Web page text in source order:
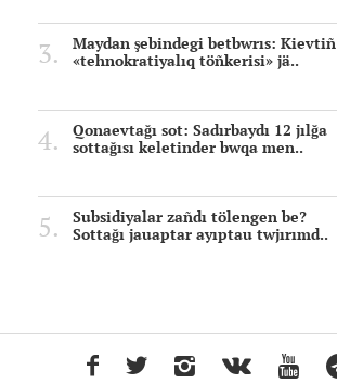
Maydan şebindegi betbwrıs: Kievtiñ
«tehnokratiyalıq töñkerisi» jä..
Qonaevtağı sot: Sadırbaydı 12 jılğa
sottağısı keletinder bwqa men..
Subsidiyalar zañdı tölengen be?
Sottağı jauaptar ayıptau twjırımd..